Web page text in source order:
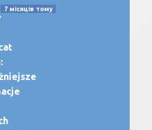
7 місяців тому